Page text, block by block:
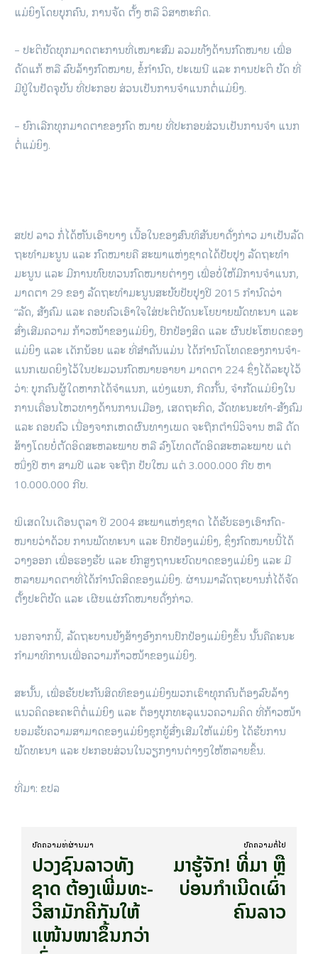
ແມ່­ຍິງ​ໂດຍ​ບຸກ­ຄົນ, ການ​ຈັດ ຕັ້ງ ຫລື ວິ​ສາ​ຫະ​ກິດ.
– ປະ­ຕິ­ບັດ​ທຸກ​ມາດ​ຕະ­ການ​ທີ່​ເໝາະ​ສົມ ​ລວມ​ທັງ​ດ້ານ​ກົດ­ໝາຍ ເພື່ອ​
ດັດ­ແກ້ ຫລື ລົບ​ລ້າງ​ກົດ­ໝາຍ, ຂໍ້​ກຳ­ນົດ, ປະ­ເພ­ນີ ແລະ ການ​ປະ­ຕິ ບັດ ທີ່​
ມີ​ຢູ່​ໃນ​ປັດ­ຈຸ­ບັນ ທີ່​ປະ­ກອບ ສ່ວນ​ເປັນ​ການ​ຈຳ­ແນກ​ຕໍ່​ແມ່​ຍິງ.
– ຍົກ­ເລີກ​ທຸກ​ມາດ­ຕາ​ຂອງ​ກົດ ໝາຍ ທີ່​ປະ­ກອບ­ສ່ວນ​ເປັນ​ການ​ຈຳ ແນ​ກ​
ຕໍ່​ແມ່​ຍິງ.
ສປປ ລາວ ກໍ່​ໄດ້​ຫັນ​ເອົາ​ບາງ ເນື້ອ​ໃນ​ຂອງ​ສົນ­ທິ­ສັນ­ຍາ​ດັ່ງ­ກ່າວ ມາ​ເປັນ​ລັດ​
ຖະ​ທຳ​ມະ­ນູນ ແລະ ກົດ­ໝາຍ​ຄື ສະ­ພາ​ແຫ່ງ​ຊາດ​ໄດ້​ປັບ­ປຸງ ລັດ​ຖະ​ທຳ​
ມະ­ນູນ ແລະ ມີ​ການ​ທົບທວນ​ກົດ­ໝາຍ​ຕ່າງໆ ເພື່ອ​ບໍ່​ໃຫ້​ມີ​ການ​ຈຳ­ແນກ,
ມາດ­ຕາ 29 ຂອງ ລັດ​ຖະ​ທຳ​ມະ­ນູນ​ສະ­ບັບ​ປັບ­ປຸງ​ປີ 2015 ກຳ­ນົດ​ວ່າ
“ລັດ, ສັງ­ຄົມ ແລະ ຄອບ­ຄົວ​ເອົາ­ໃຈ­ໃສ່​ປະ­ຕິ­ບັດ​ນະ­ໂຍ­ບາຍ​ພັດ­ທະ­ນາ ແລະ
ສົ່ງ­ເສີມ​ຄວາມ ກ້າວ­ໜ້າ​ຂອງ​ແມ່­ຍິງ, ປົກ​ປ້ອງ​ສິດ ແລະ ຜົນ​ປະ­ໂຫຍດຂອງ​
ແມ່­ຍິງ ແລະ ເດັກ­ນ້ອຍ ແລະ ທີ່​ສຳ­ຄັນ​ແມ່ນ ໄດ້​ກຳ­ນົດ​ໂທດ​ຂອງ​ການ​ຈຳ­
ແນກ​ເພດ​ຍິງ​ໄວ້​ໃນ​ປະ­ມວນ​ກົດ­ໝາຍ​ອາ­ຍາ ມາດ­ຕາ 224 ຊຶ່ງ​ໄດ້​ລະ­ບຸ​ໄວ້​
ວ່າ: ບຸກ­ຄົນ​ຜູ້​ໃດ​ຫາກ​ໄດ້​ຈຳ­ແນກ, ແບ່ງ​ແຍກ, ກີດ​ກັ້ນ, ຈຳ­ກັດ​ແມ່­ຍິງ​ໃນ​
ການ­ເຄື່ອນ­ໄຫວ​ທາງ​ດ້ານ​ການ­ເມືອງ, ເສດ­ຖະ­ກິດ, ວັດ­ທະ­ນະ​ທຳ-​ສັງ­ຄົມ
ແລະ ຄອບ­ຄົວ ເນື່ອງ​ຈາກ​ເຫດ­ຜົນທາງເພດ​ ຈະ​ຖືກ​ຕຳ​ນິ​ວິ­ຈານ ຫລື ດັດ​
ສ້າງ​ໂດຍ​ບໍ່​ຕັດ​ອິດ­ສະ­ຫລະ­ພາບ ຫລື ລົງ­ໂທດ​ຕັດ​ອິດ­ສະ­ຫລະ­ພາບ ແຕ່​
ໜຶ່ງ​ປີ ຫາ ສາມ​ປີ ແລະ ຈະ​ຖືກ ປັບ​ໃໝ ແຕ່ 3.000.000 ກີບ ຫາ
10.000.000 ກີບ.
ພິ­ເສດ​ໃນ​ເດືອນ​ຕຸ­ລາ ປີ 2004 ສະ­ພາ​ແຫ່ງ​ຊາດ ໄດ້​ຮັບ­ຮອງ​ເອົາ​ກົດ­
ໝາຍ​ວ່າ​ດ້ວຍ ການ​ພັດ­ທະ­ນາ ແລະ ປົກ​ປ້ອງ​ແມ່­ຍິງ, ຊຶ່ງ​ກົດ­ໝາຍ​ນີ້​ໄດ້​
ວາງ​ອອກ ເພື່ອ​ຮອງ​ຮັບ ແລະ ຍົກ​ສູງ​ຖາ­ນະ​ບົດ­ບາດ​ຂອງ​ແມ່­ຍິງ ແລະ ມີ​
ຫລາຍ​ມາດ­ຕາ​ທີ່​ໄດ້​ກຳ­ນົດ​ສິດ​ຂອງ​ແມ່​ຍິງ. ຜ່ານ​ມາ​ລັດ­ຖະ­ບານ​ກໍ່​ໄດ້​ຈັດ​
ຕັ້ງ​ປະ­ຕິ­ບັດ ແລະ ເຜີຍ­ແຜ່​ກົດ­ໝາຍ​ດັ່ງ​ກ່າວ.
ນອກ­ຈາກ​ນີ້, ລັດ​ຖະບານ​ຍັງສ້າງ​ອົງ­ການ​ປົກ​ປ້ອງ​ແມ່­ຍິງ​ຂຶ້ນ ນັ້ນ​ຄື​ຄະ­ນະ​
ກຳ­ມາ​ທິ​ການ​ເພື່ອຄວາມ​ກ້າວ­ໜ້າ​ຂອງ​ແມ່​ຍິງ.
ສະ­ນັ້ນ, ເພື່ອ​ຮັບ­ປະ­ກັນ​ສິດ­ທິ​ຂອງ​ແມ່­ຍິງ​ພວກ​ເຮົາ​ທຸກ​ຄົນ​ຕ້ອງ​ລົບ​ລ້າງ​
ແນວ​ຄິດ​ອະ­ຄະ­ຕິ​ຕໍ່​ແມ່­ຍິງ ແລະ ຕ້ອງ​ບຸກ​ທະ­ລຸ​ແນວ​ຄວາມ​ຄິດ ທີ່​ກ້າວ­ໜ້າ​
ຍອມ­ຮັບ​ຄວາມ​ສາ­ມາດຂອງ​ແມ່­ຍິງ​ຊຸກ­ຍູ້​ສົ່ງ­ເສີມ​ໃຫ້​ແມ່­ຍິງ ໄດ້​ຮັບ​ການ​
ພັດ­ທະ­ນາ ແລະ ປະ­ກອບ­ສ່ວນ​ໃນ​ວຽກ​ງານ​ຕ່າງໆ​ໃຫ້​ຫລາຍ​ຂຶ້ນ.
ທີ່​ມາ: ຂ​ປ​ລ
ບົດ​ຄວາມ​ທີ່​ຜ່ານ​ມາ
​
ປວງ​ຊົນ​ລາວ​ທັງ​
ຊາດ ຕ້ອງເພີ່ມ​ທະ­
ວີ​​ສາ­ມັກ­ຄີກັນ​ໃຫ້​
ແໜ້ນ​​ໜາ​ຂຶ້ນກວ່າ​
ບົດ​ຄວາມ​ຕໍ່​ໄປ
​ມາ​ຮູ້​ຈັກ! ທີ່​ມາ ຫຼື​
ບ່ອນກໍາເນີດເຜົ່າ
ຄົນລາວ